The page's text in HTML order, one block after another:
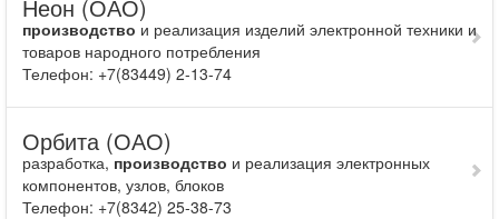
Неон (ОАО)
производство и реа­лизация изделий электронной техники и
то­варов народного потребления
Телефон: +7(83449) 2-13-74
Орбита (ОАО)
разработка, производство и реализация электронных
компонентов, узлов, блоков
Телефон: +7(8342) 25-38-73